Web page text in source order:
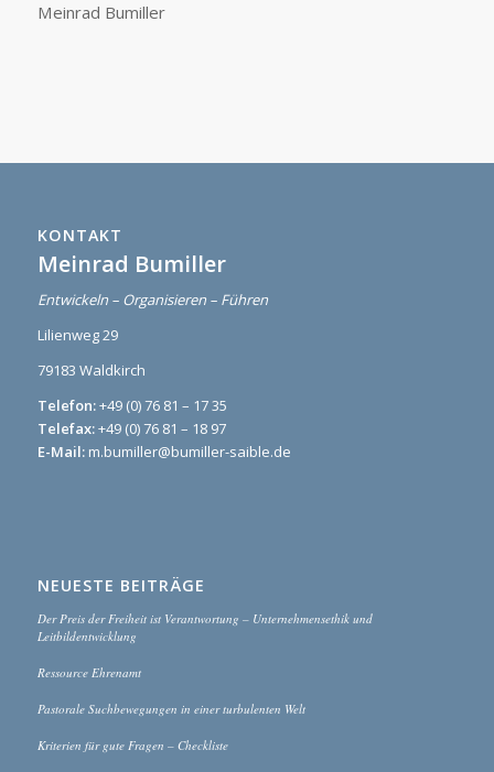
Meinrad Bumiller
KONTAKT
Meinrad Bumiller
Entwickeln – Organisieren – Führen
Lilienweg 29
79183 Waldkirch
Telefon:+49 (0) 76 81 – 17 35
Telefax:+49 (0) 76 81 – 18 97
E-Mail: m.bumiller@bumiller-saible.de
NEUESTE BEITRÄGE
Der Preis der Freiheit ist Verantwortung – Unternehmensethik und
Leitbildentwicklung
Ressource Ehrenamt
Pastorale Suchbewegungen in einer turbulenten Welt
Kriterien für gute Fragen – Checkliste